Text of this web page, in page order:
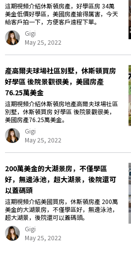
這期視頻介紹休斯頓房產，好學區房 34萬
美金低價好學區，美國房產搶得厲害，今天
給客戶拍一下，方便客戶遠程下單。
Gigi
May 25, 2022
產高爾夫球場社區別墅，休斯頓買房
好學區 後院景觀很美，美國房產
76.25萬美金
這期視頻介紹休斯頓房地產高爾夫球場社區
別墅，休斯頓買房 好學區 後院景觀很美，
美國房產76.25萬美金。
Gigi
May 25, 2022
200萬美金的大湖景房，不僅學區
好，無邊泳池，超大湖景，後院還可
以蓋碼頭
這期視頻介紹美國買房，休斯頓房產 200萬
美金的大湖景房，不僅學區好，無邊泳池，
超大湖景，後院還可以蓋碼頭。
Gigi
May 25, 2022